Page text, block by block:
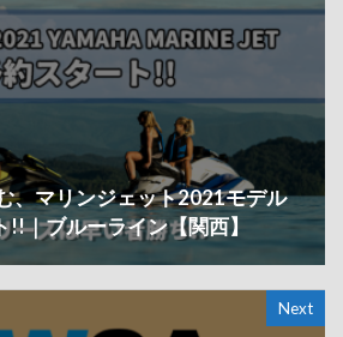
、マリンジェット2021モデル
｜ブルーライン【関西】
Next